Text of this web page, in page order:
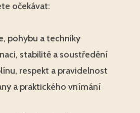
očekávat:
pohybu a techniky
stabilitě a soustředění
respekt a pravidelnost
a praktického vnímání